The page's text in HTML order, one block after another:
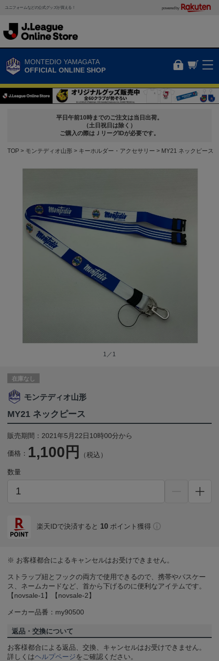
ユニフォームなどの公式グッズが買える！ powered by
MONTEDIO YAMAGATA
OFFICIAL ONLINE SHOP
平日午前10時までのご注文は当日出荷。
（土日祝日は除く）
ご購入の際はＪリーグIDが必要です。
TOP モンテディオ山形 キーホルダー・アクセサリー MY21 ネックピース
1／1
在庫なし
モンテディオ山形
MY21 ネックピース
販売期間：2021年5月22日10時00分から
価格： 1,100円 （税込）
数量
楽天IDで決済すると 10 ポイント獲得
※ お客様都合によるキャンセルはお受けできません。
ストラップ紐とフックの両方で使用できるので、携帯やパスケー
ス、ネームカードなど、首から下げるのに便利なアイテムです。
【novsale-1】【novsale-2】
メーカー品番：my90500
返品・交換について
お客様都合による返品、交換、キャンセルはお受けできません。
詳しくはヘルプページをご確認ください。